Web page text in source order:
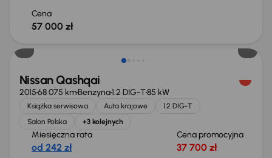
Cena
57 000 zł
Taniej o 800 zł
Nissan Qashqai
201568 075 kmBenzyna1.2 DIG-T85 kW
Książka serwisowa Auta krajowe
1.2 DIG-T
Salon Polska
+3 kolejnych
Miesięczna rata
od 242 zł
Cena promocyjna
37 700 zł